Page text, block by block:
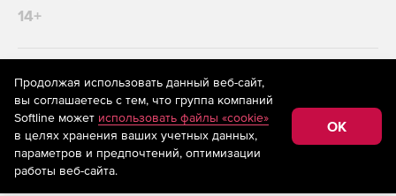
14+
На информационном ресурсе store.softline.ru применяются
рекомендательные технологии
(информационные технологии
предоставления информации на основе сбора,
систематизации и анализа сведений, относящихся к
предпочтениям пользователей сети «Интернет»,
находящихся на территории Российской Федерации)
Продолжая использовать данный веб-сайт,
вы соглашаетесь с тем, что группа компаний
Softline может использовать файлы «cookie»
в целях хранения ваших учетных данных,
параметров и предпочтений, оптимизации
работы веб-сайта.
OK